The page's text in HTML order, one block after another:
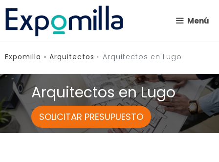
Saltar
contenido
Menú
Expomilla » Arquitectos » Arquitectos en Lugo
Arquitectos en Lugo
SOLICITAR PRESUPUESTO